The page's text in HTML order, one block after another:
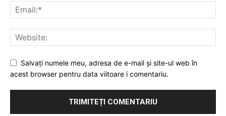
Salvați numele meu, adresa de e-mail și site-ul web în
acest browser pentru data viitoare i comentariu.